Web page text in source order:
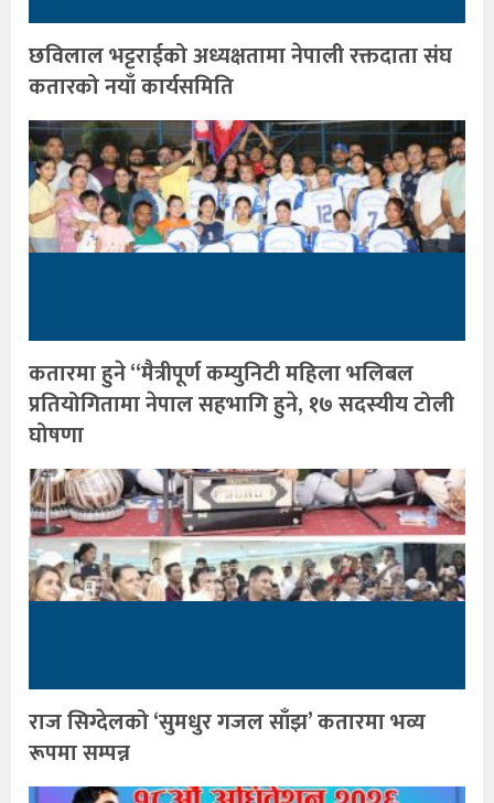
छविलाल भट्टराईको अध्यक्षतामा नेपाली रक्तदाता संघ
कतारको नयाँ कार्यसमिति
कतारमा हुने “मैत्रीपूर्ण कम्युनिटी महिला भलिबल
प्रतियोगितामा नेपाल सहभागि हुने, १७ सदस्यीय टोली
घोषणा
राज सिग्देलको ‘सुमधुर गजल साँझ’ कतारमा भव्य
रूपमा सम्पन्न